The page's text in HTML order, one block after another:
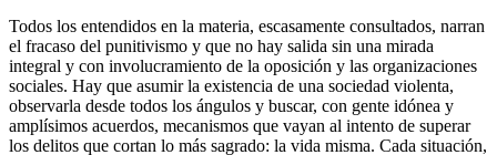
Todos los entendidos en la materia, escasamente consultados, narran
el fracaso del punitivismo y que no hay salida sin una mirada
integral y con involucramiento de la oposición y las organizaciones
sociales. Hay que asumir la existencia de una sociedad violenta,
observarla desde todos los ángulos y buscar, con gente idónea y
amplísimos acuerdos, mecanismos que vayan al intento de superar
los delitos que cortan lo más sagrado: la vida misma. Cada situación,